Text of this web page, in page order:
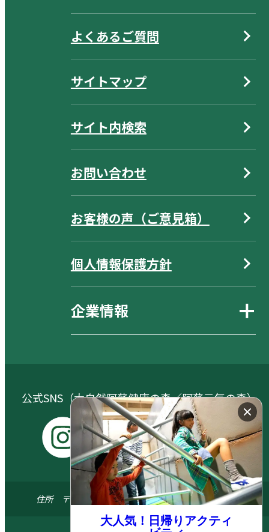
よくあるご質問
サイトマップ
サイト内検索
お問い合わせ
お客様の声（ご意見箱）
個人情報保護方針
企業情報
公式SNS（大自然阿蘇健康の森／阿蘇元気の森）
s
Y
o
t
u
X
F
a
c
e
b
住所 〒869-1404 熊本県阿蘇郡南阿蘇村河陽5579-3
© 2024 ASO FARM LAND All.right reserved
大人気！日帰りアクティ